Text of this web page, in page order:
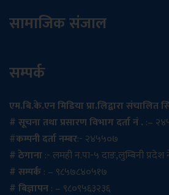
सामाजिक संजाल
सम्पर्क
एम.बि.के.एन मिडिया प्रा.लिद्वारा संचालित
# सूचना तथा प्रसारण विभाग दर्ता नं . :–
#कम्पनी दर्ता नम्बर:- २४५५०७
# ठेगाना:- लमही न.पा-५ दाङ,लुम्बिनी प्रदेश
# सम्पर्क: – ९८५७८४०५१७
# बिज्ञापन: – ९८०९५६३२३६